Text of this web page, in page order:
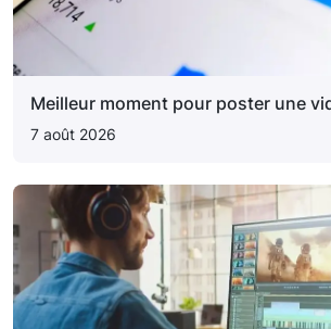
Meilleur moment pour poster une
7 août 2026